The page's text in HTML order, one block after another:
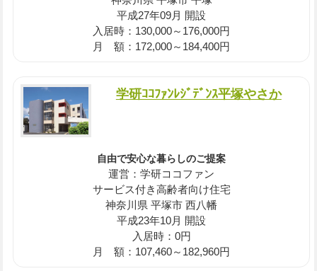
平成27年09月 開設
入居時：130,000～176,000円
月 額：172,000～184,400円
学研ｺｺﾌｧﾝﾚｼﾞﾃﾞﾝｽ平塚やさか
自由で安心な暮らしのご提案
運営：学研ココファン
サービス付き高齢者向け住宅
神奈川県 平塚市 西八幡
平成23年10月 開設
入居時：0円
月 額：107,460～182,960円